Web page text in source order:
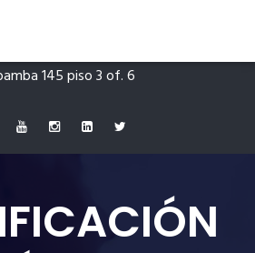
145 piso 3 of. 6